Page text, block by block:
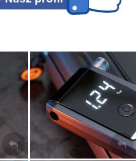
Alkomaty osobiste
ZOBACZ